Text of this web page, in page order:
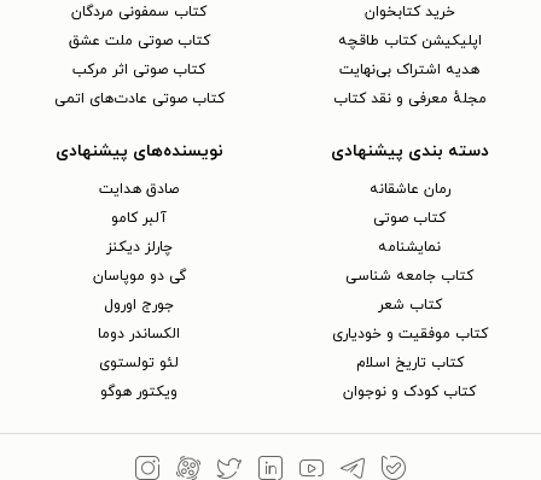
خرید کتابخوان
اپلیکیشن کتاب طاقچه
هدیه اشتراک بی‌نهایت
مجلهٔ معرفی و نقد کتاب
کتاب سمفونی مردگان
کتاب صوتی ملت عشق
کتاب صوتی اثر مرکب
کتاب صوتی عادت‌های اتمی
دسته بندی پیشنهادی
رمان عاشقانه
کتاب‌ صوتی
نمایشنامه
کتاب جامعه شناسی
کتاب شعر
کتاب موفقیت و خودیاری
کتاب تاریخ اسلام
کتاب کودک و نوجوان
نویسنده‌های پیشنهادی
صادق هدایت
آلبر کامو
چارلز دیکنز
گی دو موپاسان
جورج اورول
الکساندر دوما
لئو تولستوی
ویکتور هوگو